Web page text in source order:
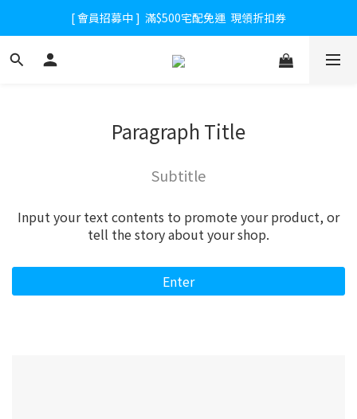
[ 會員招募中 ]  滿$500宅配免運  現領折扣券
Paragraph Title
Subtitle
Input your text contents to promote your product, or
tell the story about your shop.
Enter